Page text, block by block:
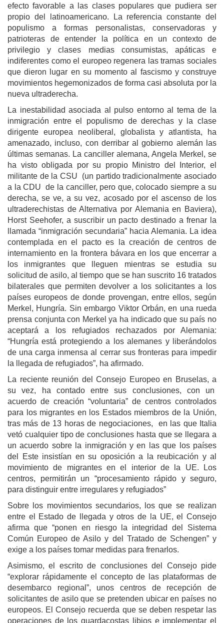
efecto favorable a las clases populares que pudiera ser
propio del latinoamericano. La referencia constante del
populismo a formas personalistas, conservadoras y
patrioteras de entender la política en un contexto de
privilegio y clases medias consumistas, apáticas e
indiferentes como el europeo regenera las tramas sociales
que dieron lugar en su momento al fascismo y construye
movimientos hegemonizados de forma casi absoluta por la
nueva ultraderecha.
La inestabilidad asociada al pulso entorno al tema de la
inmigración entre el populismo de derechas y la clase
dirigente europea neoliberal, globalista y atlantista, ha
amenazado, incluso, con derribar al gobierno alemán las
últimas semanas. La canciller alemana, Angela Merkel, se
ha visto obligada por su propio Ministro del Interior, el
militante de la CSU (un partido tradicionalmente asociado
a la CDU de la canciller, pero que, colocado siempre a su
derecha, se ve, a su vez, acosado por el ascenso de los
ultraderechistas de Alternativa por Alemania en Baviera),
Horst Seehofer, a suscribir un pacto destinado a frenar la
llamada “inmigración secundaria” hacia Alemania. La idea
contemplada en el pacto es la creación de centros de
internamiento en la frontera bávara en los que encerrar a
los inmigrantes que lleguen mientras se estudia su
solicitud de asilo, al tiempo que se han suscrito 16 tratados
bilaterales que permiten devolver a los solicitantes a los
países europeos de donde provengan, entre ellos, según
Merkel, Hungría. Sin embargo Viktor Orbán, en una rueda
prensa conjunta con Merkel ya ha indicado que su país no
aceptará a los refugiados rechazados por Alemania:
“Hungría está protegiendo a los alemanes y liberándolos
de una carga inmensa al cerrar sus fronteras para impedir
la llegada de refugiados”, ha afirmado.
La reciente reunión del Consejo Europeo en Bruselas, a
su vez, ha contado entre sus conclusiones, con un
acuerdo de creación “voluntaria” de centros controlados
para los migrantes en los Estados miembros de la Unión,
tras más de 13 horas de negociaciones, en las que Italia
vetó cualquier tipo de conclusiones hasta que se llegara a
un acuerdo sobre la inmigración y en las que los países
del Este insistían en su oposición a la reubicación y al
movimiento de migrantes en el interior de la UE. Los
centros, permitirán un “procesamiento rápido y seguro,
para distinguir entre irregulares y refugiados”
Sobre los movimientos secundarios, los que se realizan
entre el Estado de llegada y otros de la UE, el Consejo
afirma que “ponen en riesgo la integridad del Sistema
Común Europeo de Asilo y del Tratado de Schengen” y
exige a los países tomar medidas para frenarlos.
Asimismo, el escrito de conclusiones del Consejo pide
“explorar rápidamente el concepto de las plataformas de
desembarco regional”, unos centros de recepción de
solicitantes de asilo que se pretenden ubicar en países no
europeos. El Consejo recuerda que se deben respetar las
operaciones de los guardacostas libios e implementar el